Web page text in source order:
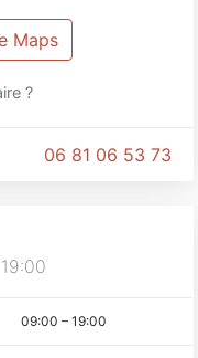
Maps
?
06 81 06 53 73
09:00 –19:00